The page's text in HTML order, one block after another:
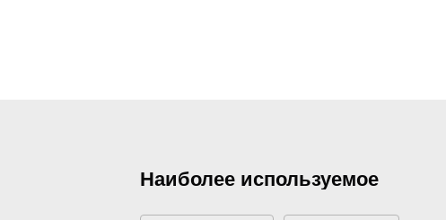
Наиболее используемое